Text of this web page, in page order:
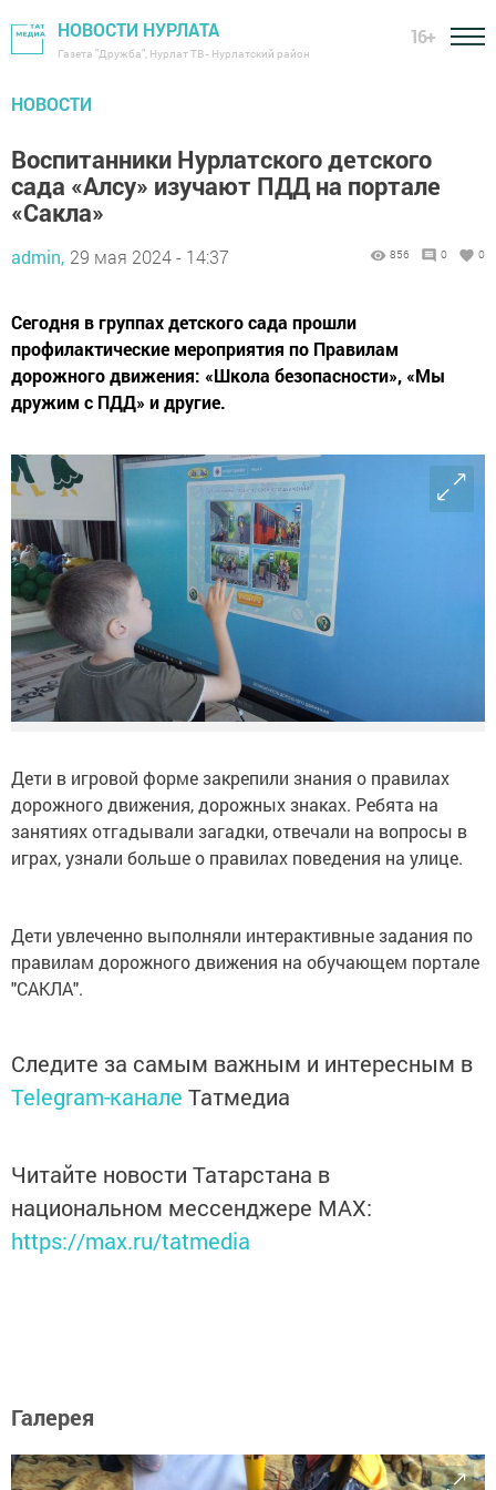
НОВОСТИ НУРЛАТА
Газета "Дружба", Нурлат ТВ - Нурлатский район
16+
НОВОСТИ
Воспитанники Нурлатского детского
сада «Алсу» изучают ПДД на портале
«Сакла»
admin, 29 мая 2024 - 14:37 856 0 0
Сегодня в группах детского сада прошли
профилактические мероприятия по Правилам
дорожного движения: «Школа безопасности», «Мы
дружим с ПДД» и другие.
Дети в игровой форме закрепили знания о правилах
дорожного движения, дорожных знаках. Ребята на
занятиях отгадывали загадки, отвечали на вопросы в
играх, узнали больше о правилах поведения на улице.
Дети увлеченно выполняли интерактивные задания по
правилам дорожного движения на обучающем портале
"САКЛА".
Следите за самым важным и интересным в
Telegram-канале Татмедиа
Читайте новости Татарстана в
национальном мессенджере MАХ:
https://max.ru/tatmedia
Галерея